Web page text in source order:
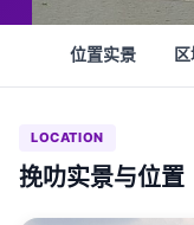
位置实景
LOCATION
挽叻实景与位置